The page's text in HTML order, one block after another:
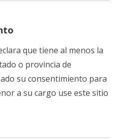
que tiene al menos la
o provincia de
su consentimiento para
a su cargo use este sitio